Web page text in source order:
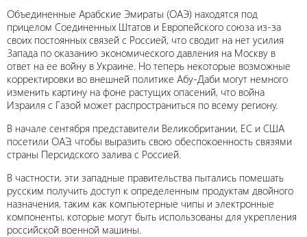
Объединенные Арабские Эмираты (ОАЭ) находятся под
прицелом Соединенных Штатов и Европейского союза из-за
своих постоянных связей с Россией, что сводит на нет усилия
Запада по оказанию экономического давления на Москву в
ответ на ее войну в Украине. Но теперь некоторые возможные
корректировки во внешней политике Абу-Даби могут немного
изменить картину на фоне растущих опасений, что война
Израиля с Газой может распространиться по всему региону.
В начале сентября представители Великобритании, ЕС и США
посетили ОАЭ, чтобы выразить свою обеспокоенность связями
страны Персидского залива с Россией.
В частности, эти западные правительства пытались помешать
русским получить доступ к определенным продуктам двойного
назначения, таким как компьютерные чипы и электронные
компоненты, которые могут быть использованы для укрепления
российской военной машины.